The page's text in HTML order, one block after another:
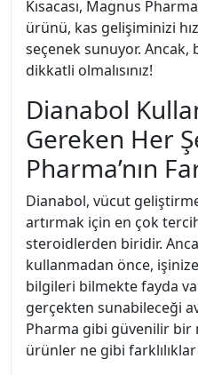
Kısacası, Magnus
ürünü, kas gelişiminizi
seçenek sunuyor. Ancak,
dikkatli olmalısınız!
Dianabol
Gereken Her
Pharma’nın
Dianabol, vücut
artırmak için en çok
steroidlerden biridir.
kullanmadan önce,
bilgileri bilmekte fayda
gerçekten sunabileceği
Pharma gibi güvenilir bir
ürünler ne gibi